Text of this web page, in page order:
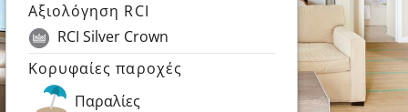
Αξιολόγηση RCI
RCI Silver Crown
Κορυφαίες παροχές
Παραλίες